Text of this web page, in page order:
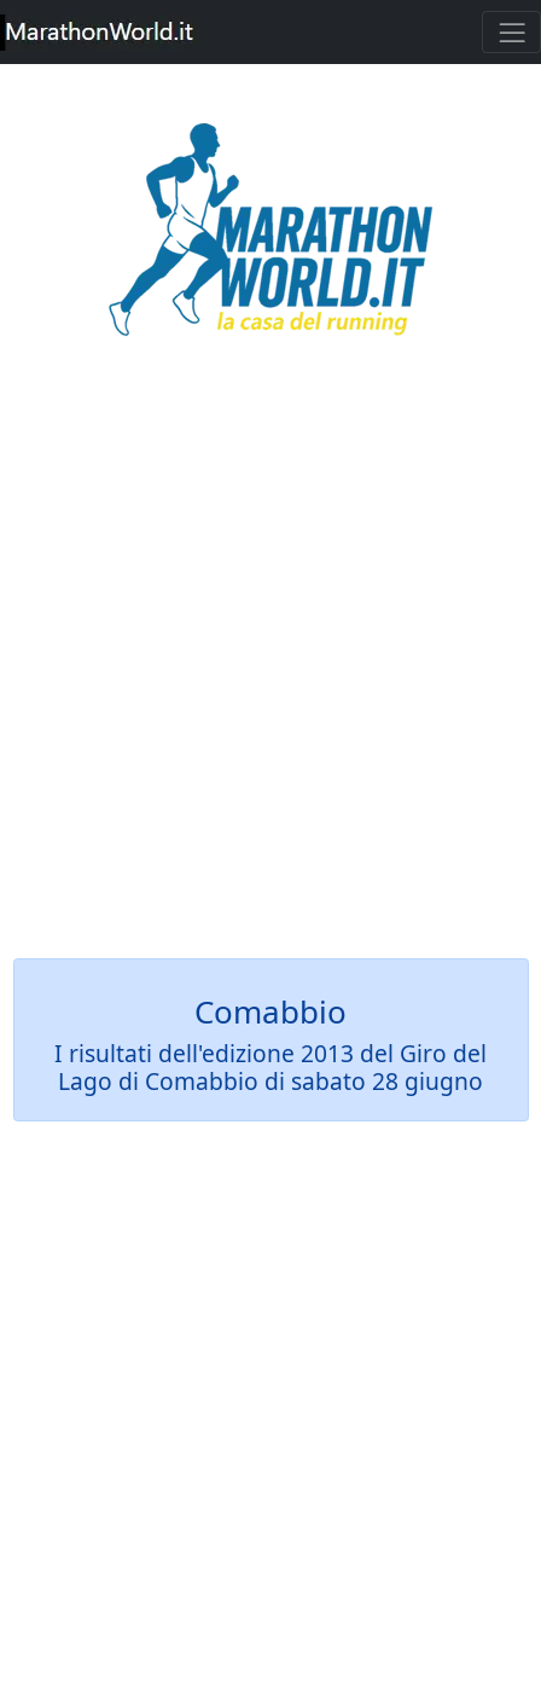
Comabbio
I risultati dell'edizione 2013 del Giro del
Lago di Comabbio di sabato 28 giugno